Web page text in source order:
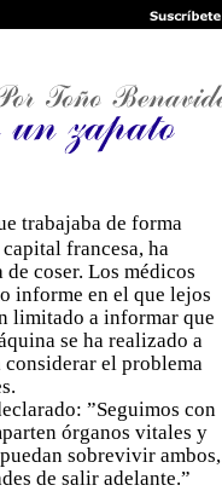
trabajaba de forma
francesa, ha
coser. Los médicos
informe en el que lejos
limitado a informar que
se ha realizado a
el problema
”Seguimos con
órganos vitales y
sobrevivir ambos,
de salir adelante.”